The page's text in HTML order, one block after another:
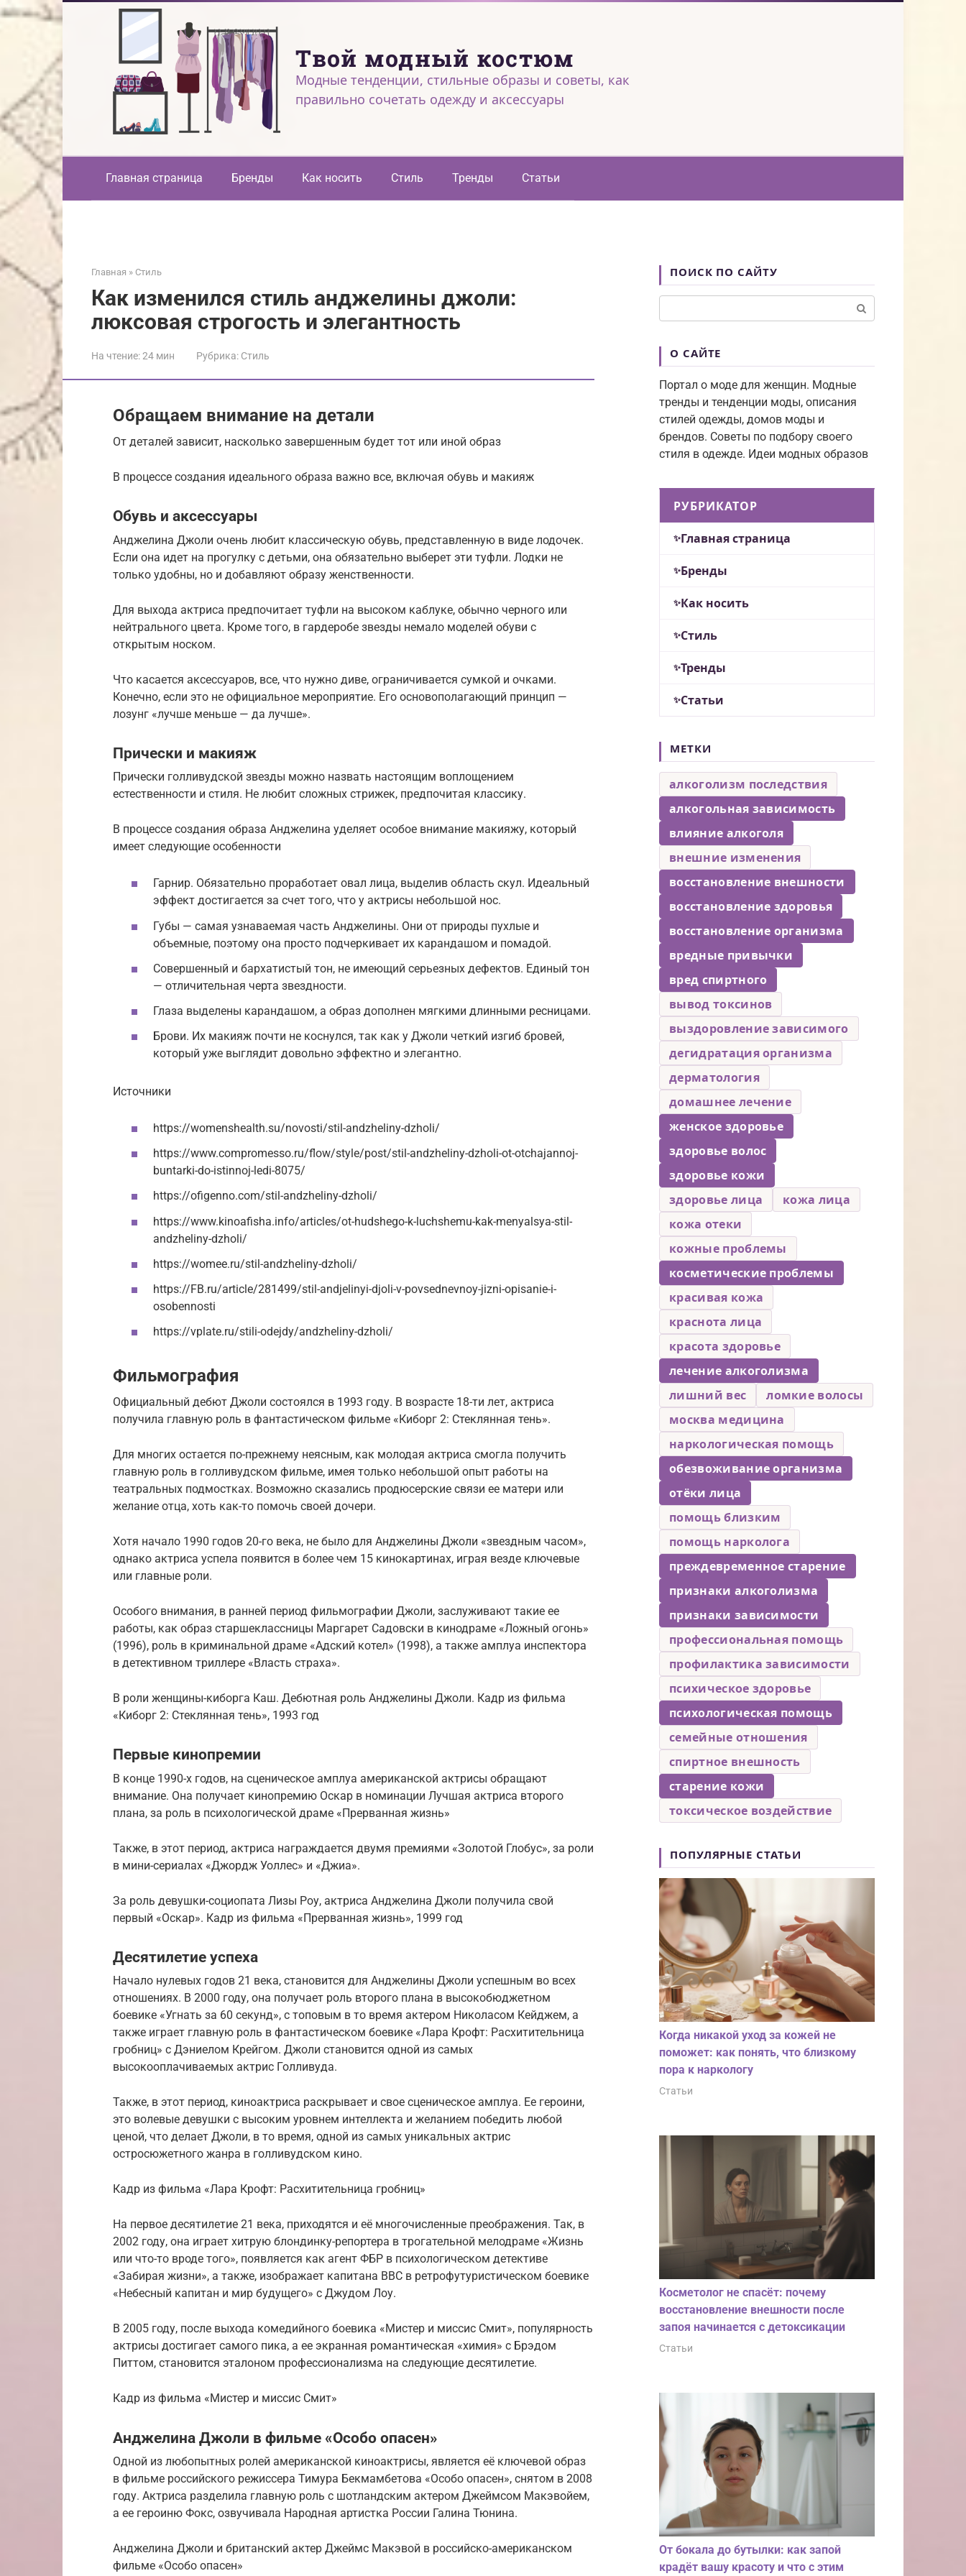
Перейти
Твой модный костюм
Модные тенденции, стильные образы и советы, как
правильно сочетать одежду и аксессуары
Главная страница Бренды Как носить Стиль Тренды Статьи
Главная » Стиль
Как изменился стиль анджелины джоли:
люксовая строгость и элегантность
На чтение:24 мин Рубрика: Стиль
Обращаем внимание на детали
От деталей зависит, насколько завершенным будет тот или иной образ
В процессе создания идеального образа важно все, включая обувь и макияж
Обувь и аксессуары
Анджелина Джоли очень любит классическую обувь, представленную в виде лодочек.
Если она идет на прогулку с детьми, она обязательно выберет эти туфли. Лодки не
только удобны, но и добавляют образу женственности.
Для выхода актриса предпочитает туфли на высоком каблуке, обычно черного или
нейтрального цвета. Кроме того, в гардеробе звезды немало моделей обуви с
открытым носком.
Что касается аксессуаров, все, что нужно диве, ограничивается сумкой и очками.
Конечно, если это не официальное мероприятие. Его основополагающий принцип —
лозунг «лучше меньше — да лучше».
Прически и макияж
Прически голливудской звезды можно назвать настоящим воплощением
естественности и стиля. Не любит сложных стрижек, предпочитая классику.
В процессе создания образа Анджелина уделяет особое внимание макияжу, который
имеет следующие особенности
Гарнир. Обязательно проработает овал лица, выделив область скул. Идеальный
эффект достигается за счет того, что у актрисы небольшой нос.
Губы — самая узнаваемая часть Анджелины. Они от природы пухлые и
объемные, поэтому она просто подчеркивает их карандашом и помадой.
Совершенный и бархатистый тон, не имеющий серьезных дефектов. Единый тон
— отличительная черта звездности.
Глаза выделены карандашом, а образ дополнен мягкими длинными ресницами.
Брови. Их макияж почти не коснулся, так как у Джоли четкий изгиб бровей,
который уже выглядит довольно эффектно и элегантно.
Источники
https://womenshealth.su/novosti/stil-andzheliny-dzholi/
https://www.compromesso.ru/flow/style/post/stil-andzheliny-dzholi-ot-otchajannoj-
buntarki-do-istinnoj-ledi-8075/
https://ofigenno.com/stil-andzheliny-dzholi/
https://www.kinoafisha.info/articles/ot-hudshego-k-luchshemu-kak-menyalsya-stil-
andzheliny-dzholi/
https://womee.ru/stil-andzheliny-dzholi/
https://FB.ru/article/281499/stil-andjelinyi-djoli-v-povsednevnoy-jizni-opisanie-i-
osobennosti
https://vplate.ru/stili-odejdy/andzheliny-dzholi/
Фильмография
Официальный дебют Джоли состоялся в 1993 году. В возрасте 18-ти лет, актриса
получила главную роль в фантастическом фильме «Киборг 2: Стеклянная тень».
Для многих остается по-прежнему неясным, как молодая актриса смогла получить
главную роль в голливудском фильме, имея только небольшой опыт работы на
театральных подмостках. Возможно сказались продюсерские связи ее матери или
желание отца, хоть как-то помочь своей дочери.
Хотя начало 1990 годов 20-го века, не было для Анджелины Джоли «звездным часом»,
однако актриса успела появится в более чем 15 кинокартинах, играя везде ключевые
или главные роли.
Особого внимания, в ранней период фильмографии Джоли, заслуживают такие ее
работы, как образ старшеклассницы Маргарет Садовски в кинодраме «Ложный огонь»
(1996), роль в криминальной драме «Адский котел» (1998), а также амплуа инспектора
в детективном триллере «Власть страха».
В роли женщины-киборга Каш. Дебютная роль Анджелины Джоли. Кадр из фильма
«Киборг 2: Стеклянная тень», 1993 год
Первые кинопремии
В конце 1990-х годов, на сценическое амплуа американской актрисы обращают
внимание. Она получает кинопремию Оскар в номинации Лучшая актриса второго
плана, за роль в психологической драме «Прерванная жизнь»
Также, в этот период, актриса награждается двумя премиями «Золотой Глобус», за роли
в мини-сериалах «Джордж Уоллес» и «Джиа».
За роль девушки-социопата Лизы Роу, актриса Анджелина Джоли получила свой
первый «Оскар». Кадр из фильма «Прерванная жизнь», 1999 год
Десятилетие успеха
Начало нулевых годов 21 века, становится для Анджелины Джоли успешным во всех
отношениях. В 2000 году, она получает роль второго плана в высокобюджетном
боевике «Угнать за 60 секунд», с топовым в то время актером Николасом Кейджем, а
также играет главную роль в фантастическом боевике «Лара Крофт: Расхитительница
гробниц» с Дэниелом Крейгом. Джоли становится одной из самых
высокооплачиваемых актрис Голливуда.
Также, в этот период, киноактриса раскрывает и свое сценическое амплуа. Ее героини,
это волевые девушки с высоким уровнем интеллекта и желанием победить любой
ценой, что делает Джоли, в то время, одной из самых уникальных актрис
остросюжетного жанра в голливудском кино.
Кадр из фильма «Лара Крофт: Расхитительница гробниц»
На первое десятилетие 21 века, приходятся и её многочисленные преображения. Так, в
2002 году, она играет хитрую блондинку-репортера в трогательной мелодраме «Жизнь
или что-то вроде того», появляется как агент ФБР в психологическом детективе
«Забирая жизни», а также, изображает капитана ВВС в ретрофутуристическом боевике
«Небесный капитан и мир будущего» с Джудом Лоу.
В 2005 году, после выхода комедийного боевика «Мистер и миссис Смит», популярность
актрисы достигает самого пика, а ее экранная романтическая «химия» с Брэдом
Питтом, становится эталоном профессионализма на следующие десятилетие.
Кадр из фильма «Мистер и миссис Смит»
Анджелина Джоли в фильме «Особо опасен»
Одной из любопытных ролей американской киноактрисы, является её ключевой образ
в фильме российского режиссера Тимура Бекмамбетова «Особо опасен», снятом в 2008
году. Актриса разделила главную роль с шотландским актером Джеймсом Макэвойем,
а ее героиню Фокс, озвучивала Народная артистка России Галина Тюнина.
Анджелина Джоли и британский актер Джеймс Макэвой в российско-американском
фильме «Особо опасен»
ПОИСК ПО САЙТУ
О САЙТЕ
Портал о моде для женщин. Модные
тренды и тенденции моды, описания
стилей одежды, домов моды и
брендов. Советы по подбору своего
стиля в одежде. Идеи модных образов
РУБРИКАТОР
Главная страница
Бренды
Как носить
Стиль
Тренды
Статьи
МЕТКИ
алкоголизм последствия
алкогольная зависимость
влияние алкоголя
внешние изменения
восстановление внешности
восстановление здоровья
восстановление организма
вредные привычки
вред спиртного
вывод токсинов
выздоровление зависимого
дегидратация организма
дерматология
домашнее лечение
женское здоровье
здоровье волос
здоровье кожи
здоровье лица
кожа лица
кожа отеки
кожные проблемы
косметические проблемы
красивая кожа
краснота лица
красота здоровье
лечение алкоголизма
лишний вес
ломкие волосы
москва медицина
наркологическая помощь
обезвоживание организма
отёки лица
помощь близким
помощь нарколога
преждевременное старение
признаки алкоголизма
признаки зависимости
профессиональная помощь
профилактика зависимости
психическое здоровье
психологическая помощь
семейные отношения
спиртное внешность
старение кожи
токсическое воздействие
ПОПУЛЯРНЫЕ СТАТЬИ
Когда никакой уход за кожей не
поможет: как понять, что близкому
пора к наркологу
Статьи
Косметолог не спасёт: почему
восстановление внешности после
запоя начинается с детоксикации
Статьи
От бокала до бутылки: как запой
крадёт вашу красоту и что с этим